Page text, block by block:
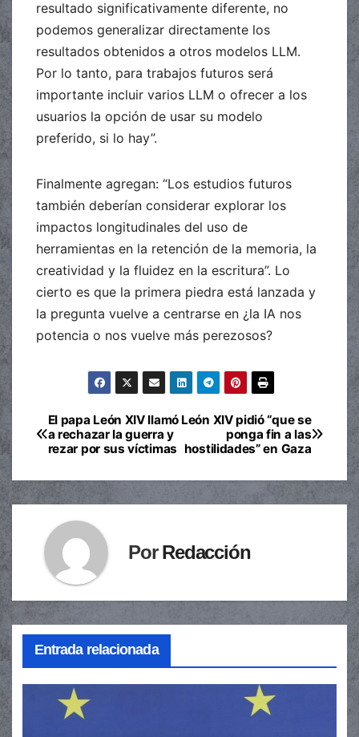
resultado significativamente diferente, no
podemos generalizar directamente los
resultados obtenidos a otros modelos LLM.
Por lo tanto, para trabajos futuros será
importante incluir varios LLM o ofrecer a los
usuarios la opción de usar su modelo
preferido, si lo hay”.
Finalmente agregan: “Los estudios futuros
también deberían considerar explorar los
impactos longitudinales del uso de
herramientas en la retención de la memoria, la
creatividad y la fluidez en la escritura”. Lo
cierto es que la primera piedra está lanzada y
la pregunta vuelve a centrarse en ¿la IA nos
potencia o nos vuelve más perezosos?
Navegación
de
entradas
León XIV pidió “que se
ponga fin a las
hostilidades” en Gaza
El papa León XIV llamó
a rechazar la guerra y
rezar por sus víctimas
PorRedacción
Entrada relacionada